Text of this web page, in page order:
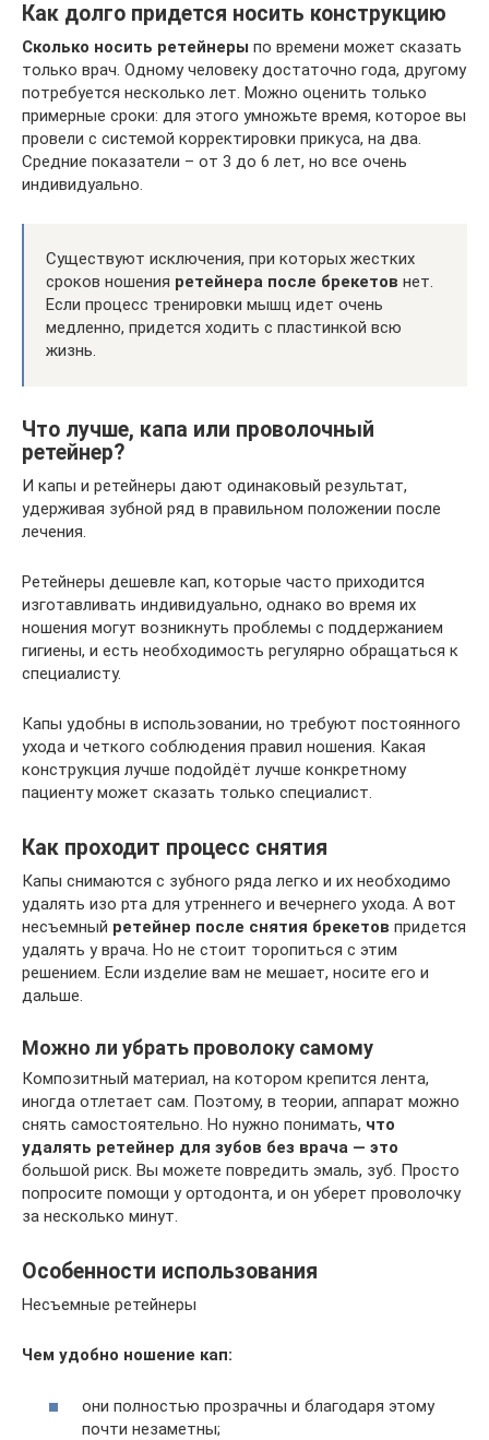
Как долго придется носить конструкцию
Сколько носить ретейнеры по времени может сказать
только врач. Одному человеку достаточно года, другому
потребуется несколько лет. Можно оценить только
примерные сроки: для этого умножьте время, которое вы
провели с системой корректировки прикуса, на два.
Средние показатели – от 3 до 6 лет, но все очень
индивидуально.
Существуют исключения, при которых жестких
сроков ношения ретейнера после брекетов нет.
Если процесс тренировки мышц идет очень
медленно, придется ходить с пластинкой всю
жизнь.
Что лучше, капа или проволочный
ретейнер?
И капы и ретейнеры дают одинаковый результат,
удерживая зубной ряд в правильном положении после
лечения.
Ретейнеры дешевле кап, которые часто приходится
изготавливать индивидуально, однако во время их
ношения могут возникнуть проблемы с поддержанием
гигиены, и есть необходимость регулярно обращаться к
специалисту.
Капы удобны в использовании, но требуют постоянного
ухода и четкого соблюдения правил ношения. Какая
конструкция лучше подойдёт лучше конкретному
пациенту может сказать только специалист.
Как проходит процесс снятия
Капы снимаются с зубного ряда легко и их необходимо
удалять изо рта для утреннего и вечернего ухода. А вот
несъемный ретейнер после снятия брекетов придется
удалять у врача. Но не стоит торопиться с этим
решением. Если изделие вам не мешает, носите его и
дальше.
Можно ли убрать проволоку самому
Композитный материал, на котором крепится лента,
иногда отлетает сам. Поэтому, в теории, аппарат можно
снять самостоятельно. Но нужно понимать, что
удалять ретейнер для зубов без врача — это
большой риск. Вы можете повредить эмаль, зуб. Просто
попросите помощи у ортодонта, и он уберет проволочку
за несколько минут.
Особенности использования
Несъемные ретейнеры
Чем удобно ношение кап:
они полностью прозрачны и благодаря этому
почти незаметны;